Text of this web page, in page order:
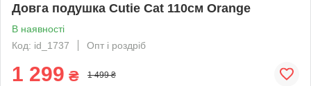
Довга подушка Cutie Cat 110см Orange
В наявності
Код: id_1737
Опт і роздріб
1 299 ₴ 1 499 ₴